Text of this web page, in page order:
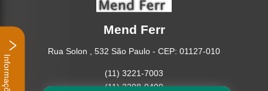
Mend Ferr
Rua Solon , 532 São Paulo - CEP: 01127-010
(11) 3221-7003
(11) 3208-0400
Informações